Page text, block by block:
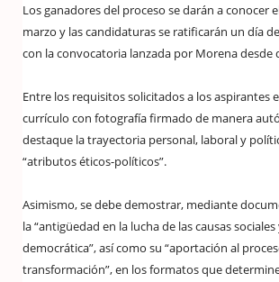
Los ganadores del proceso se darán a conocer
marzo y las candidaturas se ratificarán un día
con la convocatoria lanzada por Morena desde
Entre los requisitos solicitados a los aspirantes
currículo con fotografía firmado de manera
destaque la trayectoria personal, laboral y
“atributos éticos-políticos”.
Asimismo, se debe demostrar, mediante
la “antigüedad en la lucha de las causas
democrática”, así como su “aportación al
transformación”, en los formatos que